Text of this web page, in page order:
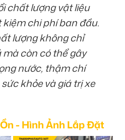
chất lượng vật liệu
chi phí ban đầu.
lượng không chỉ
còn có thể gây
nước, thậm chí
khỏe và giá trị xe
- Hình Ảnh Lắp Đặt